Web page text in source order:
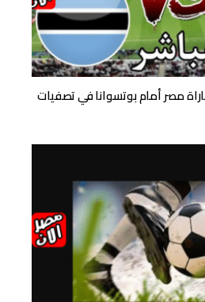
مصر أمام بوتسوانا في تصفيات